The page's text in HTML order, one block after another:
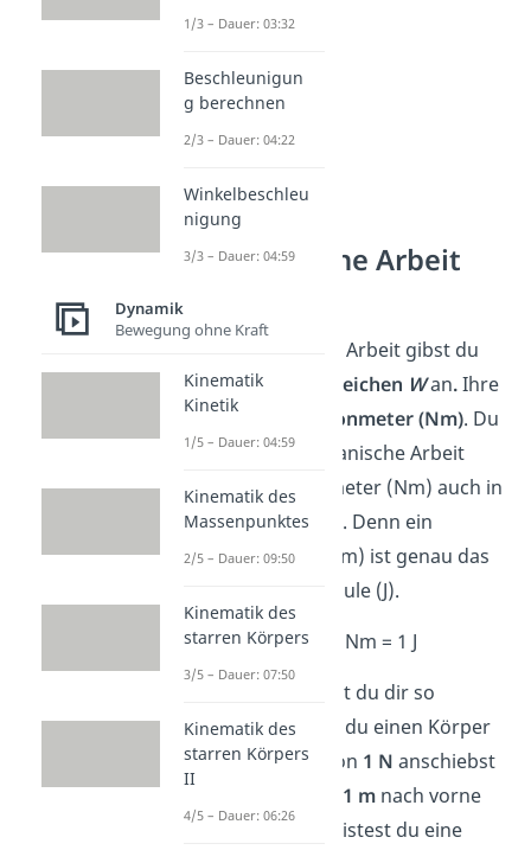
Mechanische Arbeit
Die mechanische Arbeit gibst du
mit dem
Formelzeichen Wan.Ihre
Einheit
Newtonmeter (Nm). Du
kannst die mechanische Arbeit
statt in Newtonmeter (Nm) auch in
Joule (J)angeben. Denn ein
Newtonmeter (Nm) ist genau das
Gleiche wie ein Joule (J).
[W] = 1 Nm = 1 J
Die Einheit kannst du dir so
vorstellen: Wenn du einen Körper
mit einerKraft von 1 N anschiebst
1 mnach vorne
bewegst
, dann leistest du eine
1/3 – Dauer: 03:32
Beschleunigun
g berechnen
2/3 – Dauer: 04:22
Winkelbeschleu
nigung
3/3 – Dauer: 04:59
Dynamik
Bewegung ohne Kraft
Kinematik
Kinetik
1/5 – Dauer: 04:59
Kinematik des
Massenpunktes
2/5 – Dauer: 09:50
Kinematik des
starren Körpers
3/5 – Dauer: 07:50
Kinematik des
starren Körpers
II
4/5 – Dauer: 06:26